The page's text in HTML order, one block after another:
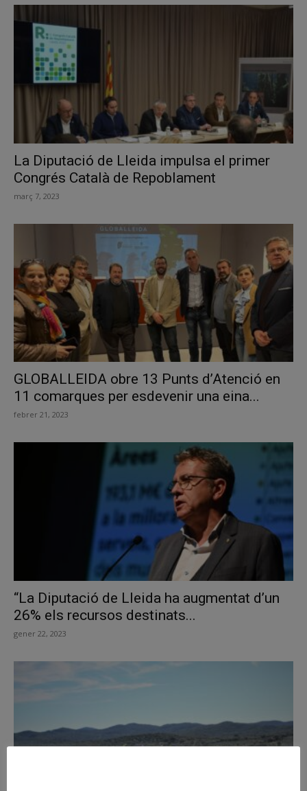
La Diputació de Lleida impulsa el primer
Congrés Català de Repoblament
març 7, 2023
GLOBALLEIDA obre 13 Punts d’Atenció en
11 comarques per esdevenir una eina...
febrer 21, 2023
“La Diputació de Lleida ha augmentat d’un
26% els recursos destinats...
gener 22, 2023